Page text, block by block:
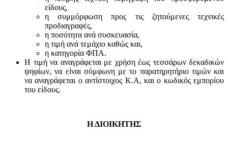
είδους,
η συμμόρφωση προς τις ζητούμενες τεχνικές
προδιαγραφές,
η ποσότητα ανά συσκευασία,
η τιμή ανά τεμάχιο καθώς και,
η κατηγορία ΦΠΑ.
Η τιμή να αναγράφεται με χρήση έως τεσσάρων δεκαδικών
ψηφίων, να είναι σύμφωνη με το παρατηρητήριο τιμών και
να αναγράφεται ο αντίστοιχος Κ.Α, και ο κωδικός εμπορίου
του είδους.
Η ΔΙΟΙΚΗΤΗΣ